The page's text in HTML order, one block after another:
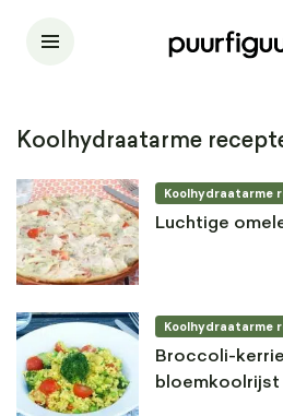
Koolhydraatarme
Koolhydraatarme
Luchtige
Koolhydraatarme
Broccoli-
bloemkoolrijst